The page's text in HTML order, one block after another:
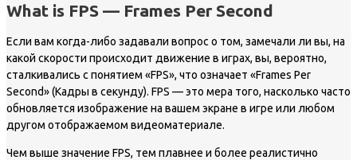
What is FPS — Frames Per Second
Если вам когда-либо задавали вопрос о том, замечали ли вы, на
какой скорости происходит движение в играх, вы, вероятно,
сталкивались с понятием «FPS», что означает «Frames Per
Second» (Кадры в секунду). FPS — это мера того, насколько часто
обновляется изображение на вашем экране в игре или любом
другом отображаемом видеоматериале.
Чем выше значение FPS, тем плавнее и более реалистично